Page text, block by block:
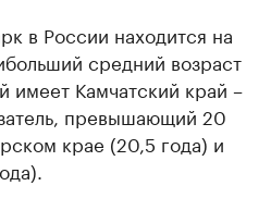
в России находится на
средний возраст
имеет Камчатский край –
превышающий 20
крае (20,5 года) и